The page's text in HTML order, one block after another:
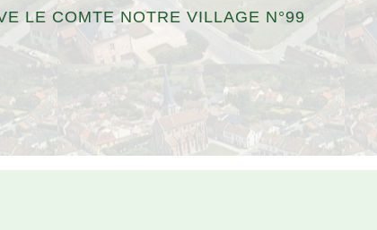
LE COMTE NOTRE VILLAGE N°99